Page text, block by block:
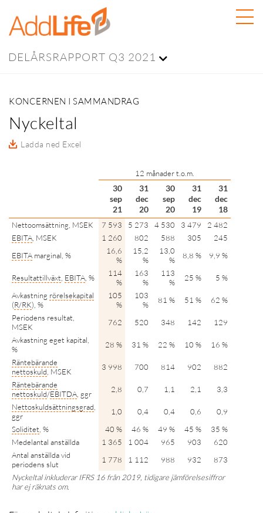
DELÅRSRAPPORT Q3 2021
KONCERNEN I SAMMANDRAG
Nyckeltal
Ladda ned Excel
12 månader t.o.m.
30
sep
21
31
dec
20
30
sep
20
31
dec
19
31
dec
18
Nettoomsättning, MSEK 7 593 5 273 4 530 3 479
2 482
EBITA , MSEK 1 260 802 588 305
245
EBITA marginal, %
16,6
%
15,2
%
13,0
%
8,8 % 9,9 %
Resultattillväxt EBITA , %
114
%
163
%
113
%
25 %
5 %
Avkastning rörelsekapital
(R/RK), %
105
%
103
%
81 % 51 %
62 %
Periodens resultat,
MSEK
762 520 348 142
129
Avkastning eget kapital,
%
28 % 31 % 22 % 10 %
16 %
Räntebärande
nettoskuld , MSEK 3 998 700 814 902
882
Räntebärande
nettoskuld/EBITDA , ggr 2,8 0,7 1,1 2,1
3,3
Nettoskuldsättningsgrad
ggr
1,0 0,4 0,4 0,6
0,9
Soliditet , % 40 % 46 % 49 % 45 %
35 %
Medelantal anställda
1 365 1 004 965 903
620
Antal anställda vid
periodens slut
1 778 1 112 988 932
873
Nyckeltal inkluderar IFRS 16 från 2019, tidigare jämförelsesiffror
har ej räknats om.